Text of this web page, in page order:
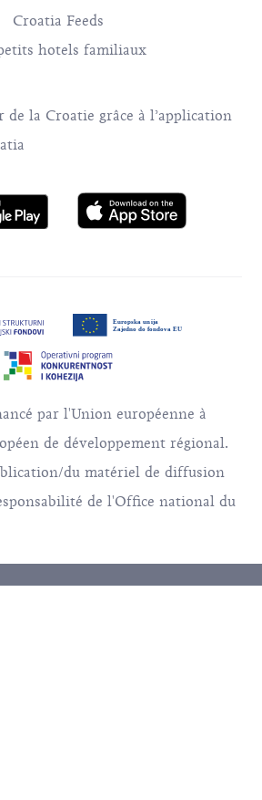
Croatia Feeds
hotels familiaux
la Croatie grâce à l’application
par l'Union européenne à
de développement régional.
du matériel de diffusion
de l'Office national du